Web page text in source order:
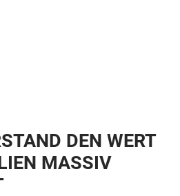
DEN WERT
MASSIV